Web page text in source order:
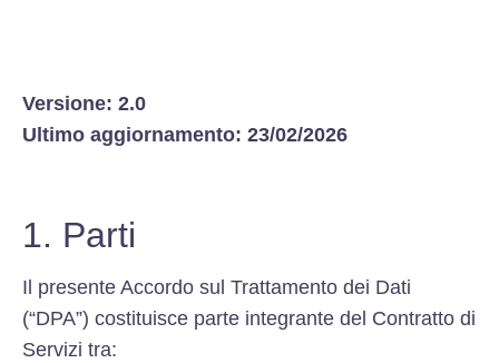
Versione: 2.0
Ultimo aggiornamento: 23/02/2026
1. Parti
Il presente Accordo sul Trattamento dei Dati
(“DPA”) costituisce parte integrante del Contratto di
Servizi tra: